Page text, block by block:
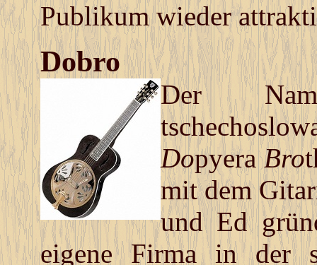
Publikum wieder
Dobro
Der
DopyeraBro
mit dem
und Ed
eigene Firma in der